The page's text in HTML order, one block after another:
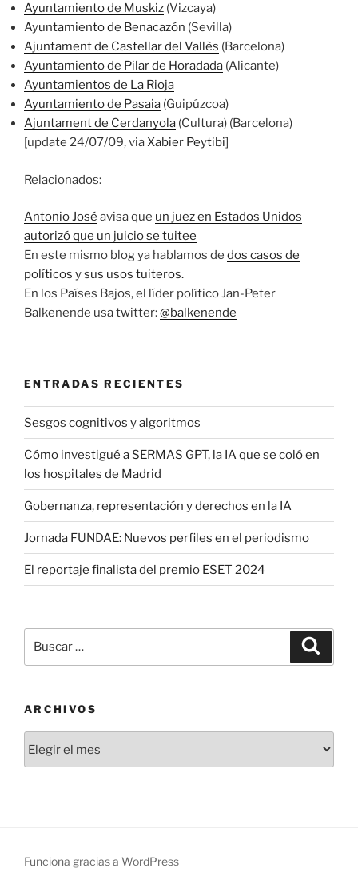
Ayuntamiento de Muskiz (Vizcaya)
Ayuntamiento de Benacazón (Sevilla)
Ajuntament de Castellar del Vallès (Barcelona)
Ayuntamiento de Pilar de Horadada (Alicante)
Ayuntamientos de La Rioja
Ayuntamiento de Pasaia (Guipúzcoa)
Ajuntament de Cerdanyola (Cultura) (Barcelona)
[update 24/07/09, viaXabier Peytibi]
Relacionados:
Antonio José avisa que un juez en Estados Unidos
autorizó que un juicio se tuitee
En este mismo blog ya hablamos de dos casos de
políticos y sus usos tuiteros.
En los Países Bajos, el líder político Jan-Peter
Balkenende usa twitter:@balkenende
ENTRADAS RECIENTES
Sesgos cognitivos y algoritmos
Cómo investigué a SERMAS GPT, la IA que se coló en
los hospitales de Madrid
Gobernanza, representación y derechos en la IA
Jornada FUNDAE: Nuevos perfiles en el periodismo
El reportaje finalista del premio ESET 2024
por:
ARCHIVOS
Funciona gracias a WordPress